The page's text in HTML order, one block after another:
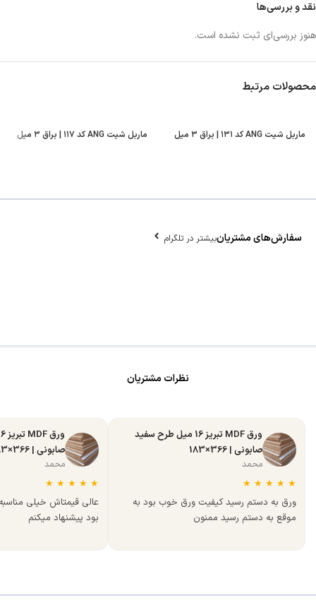
نقد و بررسی‌ها
هنوز بررسی‌ای ثبت نشده است.
محصولات مرتبط
ماربل شیت ANG کد ۱۳۱ | براق ۳ میل ماربل شیت ANG کد ۱۱۷ | براق ۳ میل
سفارش‌های مشتریانبیشتر در تلگرام
نظرات مشتریان
ورق MDF تبریز 16 میل طرح سفید
صابونی | 366×183
محمد
★
★
★
★
★
ورق به دستم رسید کیفیت ورق خوب بود به
موقع به دستم رسید ممنون
صابونی | 366×183
محمد
★
★
★
★
★
عالی قیمتاش خیلی
بود پیشنهاد میکنم